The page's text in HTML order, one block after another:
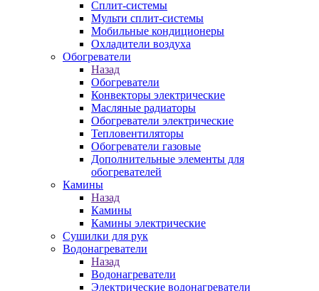
Сплит-системы
Мульти сплит-системы
Мобильные кондиционеры
Охладители воздуха
Обогреватели
Назад
Обогреватели
Конвекторы электрические
Масляные радиаторы
Обогреватели электрические
Тепловентиляторы
Обогреватели газовые
Дополнительные элементы для
обогревателей
Камины
Назад
Камины
Камины электрические
Сушилки для рук
Водонагреватели
Назад
Водонагреватели
Электрические водонагреватели